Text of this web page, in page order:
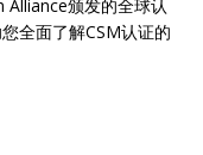
颁发的全球认
全面了解CSM认证的